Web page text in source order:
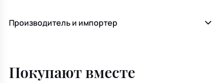
Производитель и импортер
Покупают вместе